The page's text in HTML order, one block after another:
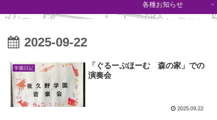
各種お知らせ
2025-09-22
学園日記
「ぐるーぷほーむ 森の家」での
演奏会
2025.09.22